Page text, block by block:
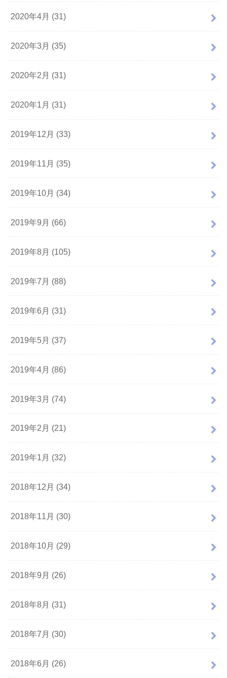
2020年4月 (31)
2020年3月 (35)
2020年2月 (31)
2020年1月 (31)
2019年12月 (33)
2019年11月 (35)
2019年10月 (34)
2019年9月 (66)
2019年8月 (105)
2019年7月 (88)
2019年6月 (31)
2019年5月 (37)
2019年4月 (86)
2019年3月 (74)
2019年2月 (21)
2019年1月 (32)
2018年12月 (34)
2018年11月 (30)
2018年10月 (29)
2018年9月 (26)
2018年8月 (31)
2018年7月 (30)
2018年6月 (26)